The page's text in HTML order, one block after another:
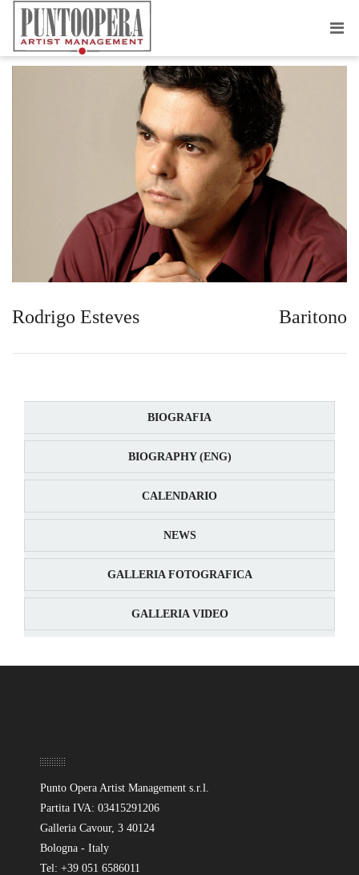
RODRIGO ESTEVES
Rodrigo Esteves Baritono
BIOGRAFIA
BIOGRAPHY (ENG)
CALENDARIO
NEWS
GALLERIA FOTOGRAFICA
GALLERIA VIDEO
Punto Opera Artist Management s.r.l.
Partita IVA: 03415291206
Galleria Cavour, 3 40124
Bologna - Italy
Tel: +39 051 6586011